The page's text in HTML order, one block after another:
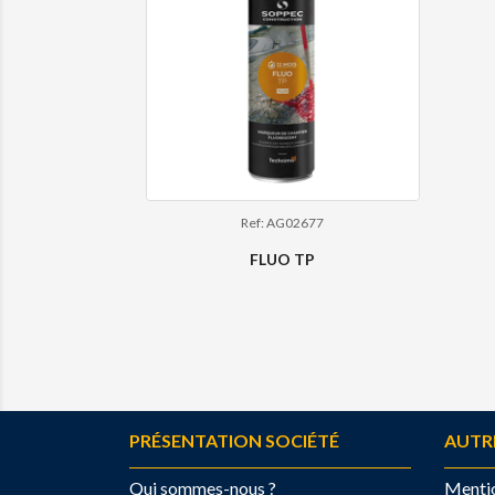
Ref: AG02677
FLUO TP
PRÉSENTATION SOCIÉTÉ
Qui sommes-nous ?